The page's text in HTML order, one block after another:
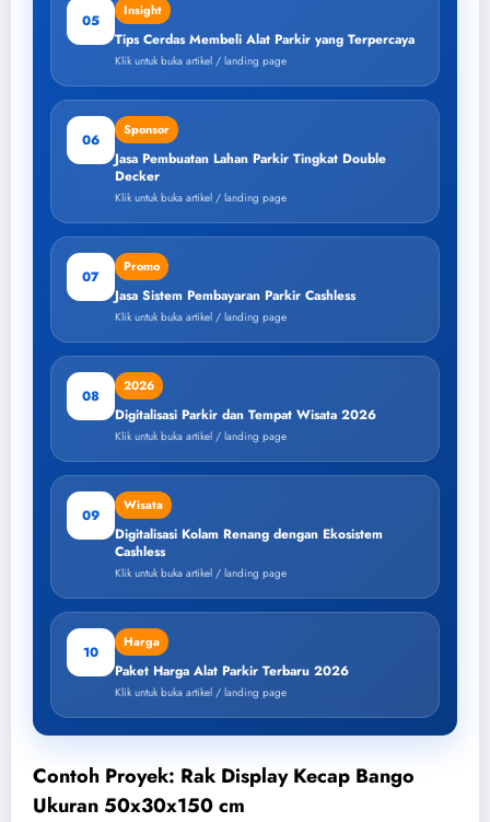
05
Insight
Tips Cerdas Membeli Alat Parkir yang Terpercaya
Klik untuk buka artikel / landing page
06
Sponsor
Jasa Pembuatan Lahan Parkir Tingkat Double
Decker
Klik untuk buka artikel / landing page
07
Promo
Jasa Sistem Pembayaran Parkir Cashless
Klik untuk buka artikel / landing page
08
2026
Digitalisasi Parkir dan Tempat Wisata 2026
Klik untuk buka artikel / landing page
09
Wisata
Digitalisasi Kolam Renang dengan Ekosistem
Cashless
Klik untuk buka artikel / landing page
10
Harga
Paket Harga Alat Parkir Terbaru 2026
Klik untuk buka artikel / landing page
Contoh Proyek: Rak Display Kecap Bango
Ukuran 50x30x150 cm